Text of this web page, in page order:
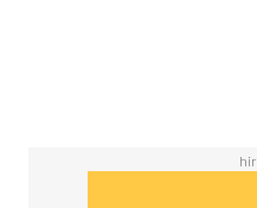
that took them